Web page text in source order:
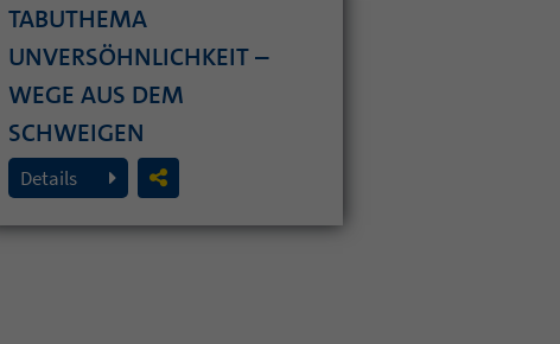
TABUTHEMA
UNVERSÖHNLICHKEIT –
WEGE AUS DEM
SCHWEIGEN
19. Juli 2026
Details